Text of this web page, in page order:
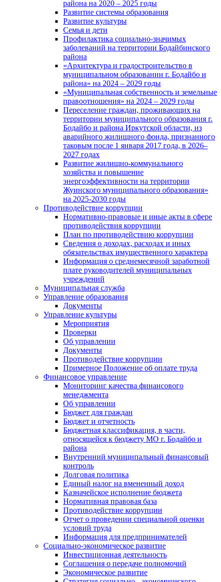
района на 2020 – 2025 годы
Развитие системы образования
Развитие культуры
Семья и дети
Профилактика социально-значимых
заболеваний на территории Бодайбинского
района
«Архитектура и градостроительство в
муниципальном образовании г. Бодайбо и
района» на 2024 – 2029 годы
«Муниципальная собственность и земельные
правоотношения» на 2024 – 2029 годы
Переселение граждан, проживающих на
территории муниципального образования г.
Бодайбо и района Иркутской области, из
аварийного жилищного фонда, признанного
таковым после 1 января 2017 года, в 2026–
2027 годах
Развитие жилищно-коммунального
хозяйства и повышение
энергоэффективности на территории
Жуинского муниципального образования»
на 2025-2030 годы
Противодействие коррупции
Нормативно-правовые и иные акты в сфере
противодействия коррупции
План по противодействию коррупции
Сведения о доходах, расходах и иных
обязательствах имущественного характера
Информация о среднемесячной заработной
плате руководителей муниципальных
учреждений
Муниципальная служба
Управление образования
Документы
Управление культуры
Мероприятия
Проверки
Об управлении
Документы
Противодействие коррупции
Примерное Положение об оплате труда
Финансовое управление
Мониторинг качества финансового
менеджмента
Об управлении
Бюджет для граждан
Бюджет и отчетность
Бюджетная классификация, в части,
относящейся к бюджету МО г. Бодайбо и
района
Внутренний муниципальный финансовый
контроль
Долговая политика
Единый налог на вмененный доход
Казначейское исполнение бюджета
Нормативная правовая база
Противодействие коррупции
Отчет о проведении специальной оценки
условий труда
Информация для предпринимателей
Социально-экономическое развитие
Инвестиционная деятельность
Соглашения о передаче полномочий
Экономическое развитие